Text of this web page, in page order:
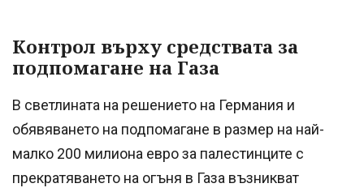
Контрол върху средствата за
подпомагане на Газа
В светлината на решението на Германия и
обявяването на подпомагане в размер на най-
малко 200 милиона евро за палестинците с
прекратяването на огъня в Газа възникват